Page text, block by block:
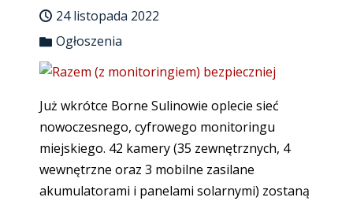
24 listopada 2022
Ogłoszenia
Już wkrótce Borne Sulinowie oplecie sieć
nowoczesnego, cyfrowego monitoringu
miejskiego. 42 kamery (35 zewnętrznych, 4
wewnętrzne oraz 3 mobilne zasilane
akumulatorami i panelami solarnymi) zostaną